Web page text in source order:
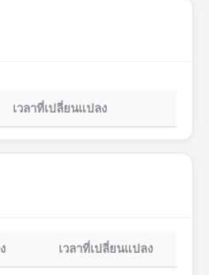
เวลาที่เปลี่ยนแปลง
เวลาที่เปลี่ยนแปลง